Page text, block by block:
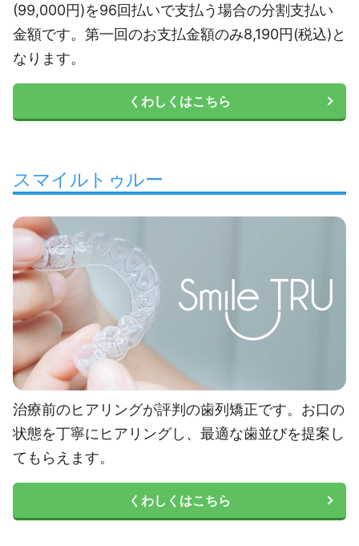
(99,000円)を96回払いで支払う場合の分割支払い
金額です。第一回のお支払金額のみ8,190円(税込)と
なります。
くわしくはこちら
スマイルトゥルー
治療前のヒアリングが評判の歯列矯正です。お口の
状態を丁寧にヒアリングし、最適な歯並びを提案し
てもらえます。
くわしくはこちら